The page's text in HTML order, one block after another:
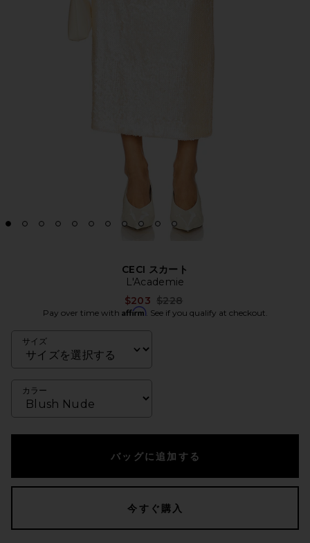
CECI スカート
L'Academie
$203 Previous price:
$228
Pay over time with Affirm. See if you qualify at checkout.
サイズ
カラー
バッグに追加する
今すぐ購入